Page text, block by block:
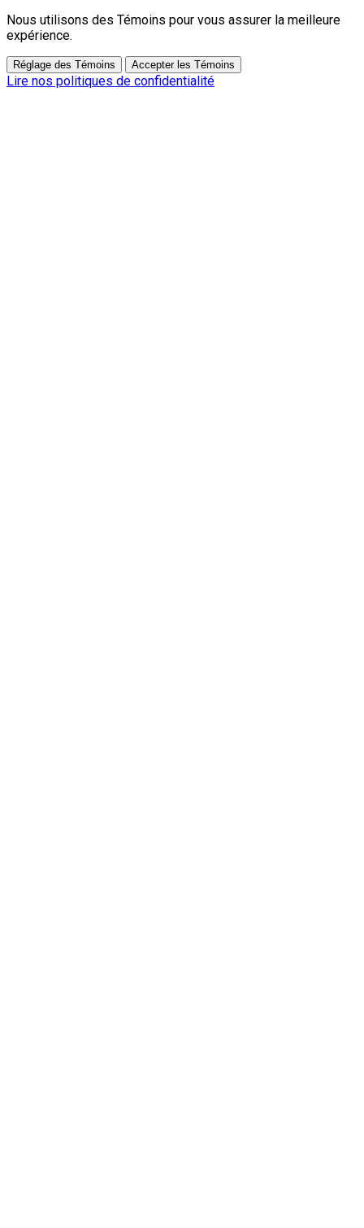
Nous utilisons des Témoins pour vous assurer la meilleure
expérience.
Réglage des Témoins Accepter les Témoins
Lire nos politiques de confidentialité